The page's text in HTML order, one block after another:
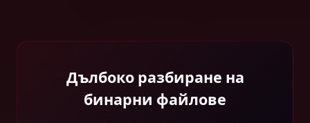
Дълбоко разбиране на
бинарни файлове